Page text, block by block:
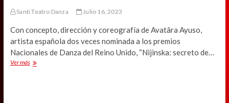
de
Zoco
Santi Teatro Danza Julio 16, 2023
Con concepto, dirección y coreografía de Avatâra Ayuso,
artista española dos veces nominada a los premios
Nacionales de Danza del Reino Unido, “Nijinska: secreto de…
Ver másBallet